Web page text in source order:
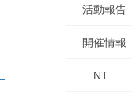
活動報告
開催情報
NT